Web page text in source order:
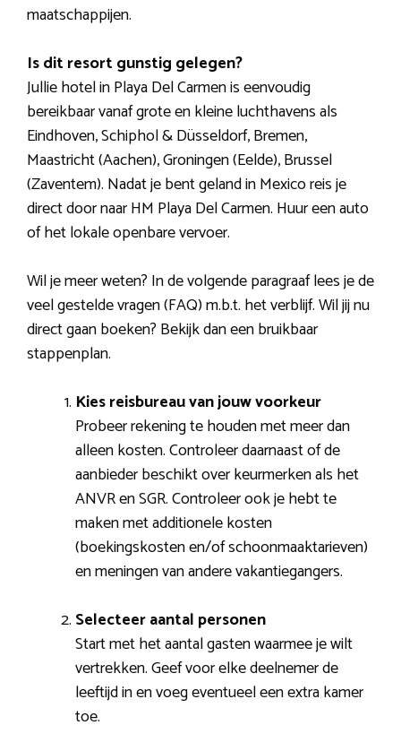
maatschappijen.
Is dit resort gunstig gelegen?
Jullie hotel in Playa Del Carmen is eenvoudig
bereikbaar vanaf grote en kleine luchthavens als
Eindhoven, Schiphol & Düsseldorf, Bremen,
Maastricht (Aachen), Groningen (Eelde), Brussel
(Zaventem). Nadat je bent geland in Mexico reis je
direct door naar HM Playa Del Carmen. Huur een auto
of het lokale openbare vervoer.
Wil je meer weten? In de volgende paragraaf lees je de
veel gestelde vragen (FAQ) m.b.t. het verblijf. Wil jij nu
direct gaan boeken? Bekijk dan een bruikbaar
stappenplan.
Kies reisbureau van jouw voorkeur
Probeer rekening te houden met meer dan
alleen kosten. Controleer daarnaast of de
aanbieder beschikt over keurmerken als het
ANVR en SGR. Controleer ook je hebt te
maken met additionele kosten
(boekingskosten en/of schoonmaaktarieven)
en meningen van andere vakantiegangers.
Selecteer aantal personen
Start met het aantal gasten waarmee je wilt
vertrekken. Geef voor elke deelnemer de
leeftijd in en voeg eventueel een extra kamer
toe.